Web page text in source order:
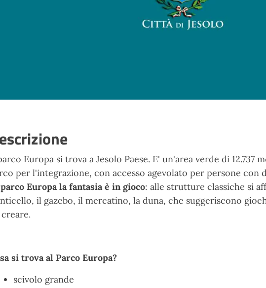
Europa si trova a Jesolo Paese. E' un'area verde di 12.737
per l'integrazione, con accesso agevolato per persone con
Europa la fantasia è in gioco: alle strutture classiche si
il gazebo, il mercatino, la duna, che suggeriscono
si trova al Parco Europa?
scivolo grande